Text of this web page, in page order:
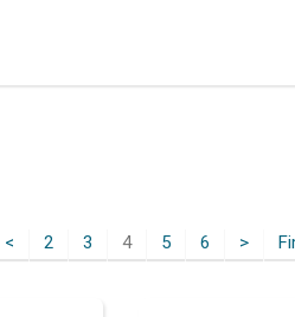
< 2 3 4 5 6 >